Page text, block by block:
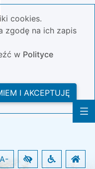
cookies.
zgodę na ich zapis
w Polityce
I AKCEPTUJĘ
A-